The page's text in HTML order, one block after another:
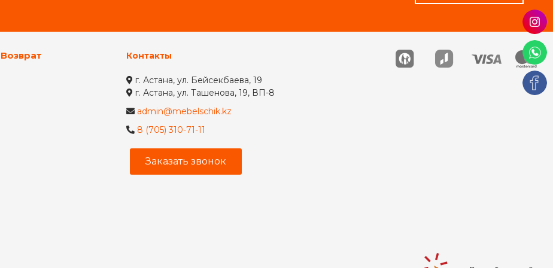
Возврат Контакты
г. Астана, ул. Бейсекбаева, 19
г. Астана, ул. Ташенова, 19, ВП-8
admin@mebelschik.kz
8 (705) 310-71-11
Заказать звонок